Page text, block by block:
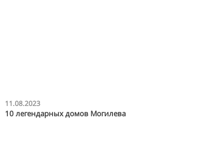
11.08.2023
10 легендарных домов Могилева